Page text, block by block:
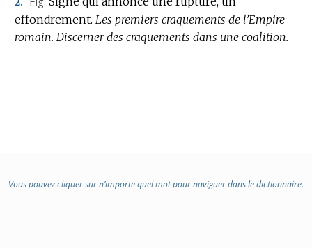
2.
effondrement. Les premiers craquements de l’Empire
romain. Discerner des craquements dans une coalition.
Vous pouvez cliquer sur n’importe quel mot pour naviguer dans le dictionnaire.